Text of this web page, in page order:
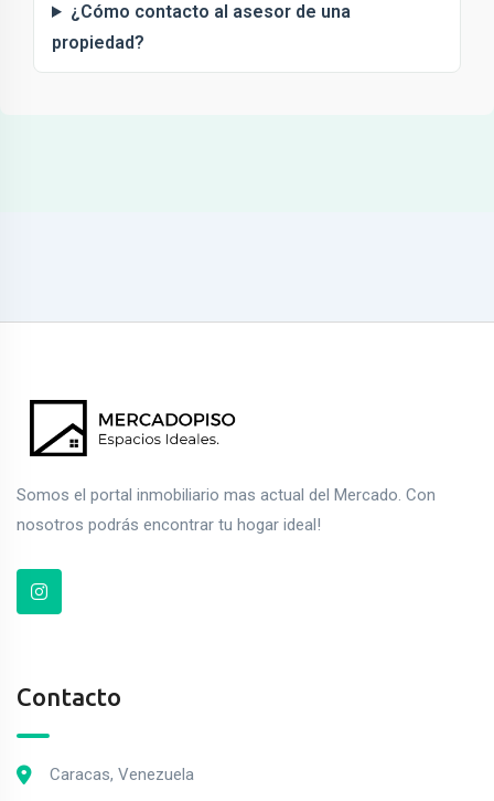
¿Cómo contacto al asesor de una
propiedad?
Somos el portal inmobiliario mas actual del Mercado. Con
nosotros podrás encontrar tu hogar ideal!
Contacto
Caracas, Venezuela